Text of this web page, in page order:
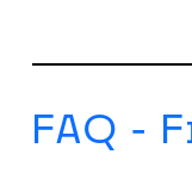
FAQ -